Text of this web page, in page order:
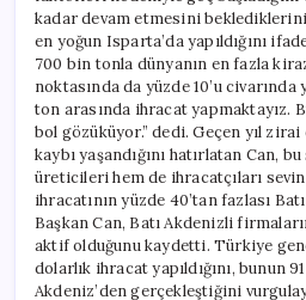
kadar devam etmesini
en yoğun Isparta’da yapıldığını
700 bin tonla dünyanın en fazla
noktasında da yüzde 10’u
ton arasında ihracat yapmaktayız.
bol gözüküyor.” dedi. Geçen yıl
kaybı yaşandığını hatırlatan Can,
üreticileri hem de ihracatçıları
ihracatının yüzde 40’tan fazlası
Başkan Can, Batı Akdenizli
aktif olduğunu kaydetti. Türkiye
dolarlık ihracat yapıldığını, bunun
Akdeniz’den gerçekleştiğini